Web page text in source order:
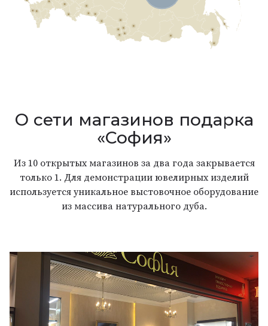
О сети магазинов подарка
«София»
Из 10 открытых магазинов за два года закрывается
только 1. Для демонстрации ювелирных изделий
используется уникальное выстовочное оборудование
из массива натурального дуба.